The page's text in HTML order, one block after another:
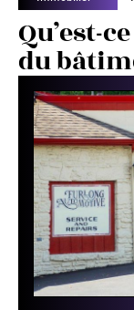
Qu’est-
du